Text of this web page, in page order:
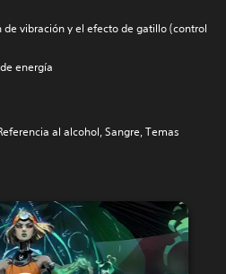
vibración y el efecto de gatillo (control
energía
al alcohol, Sangre, Temas